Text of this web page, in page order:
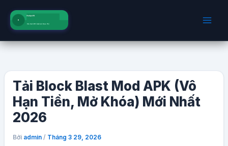
dung
Tải Block Blast Mod APK (Vô
Hạn Tiền, Mở Khóa) Mới Nhất
2026
Bởi admin / Tháng 3 29, 2026